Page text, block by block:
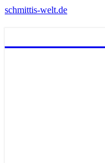
schmittis-welt.de